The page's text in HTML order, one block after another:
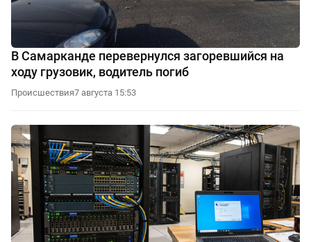
В Самарканде перевернулся загоревшийся на
ходу грузовик, водитель погиб
Происшествия7 августа 15:53